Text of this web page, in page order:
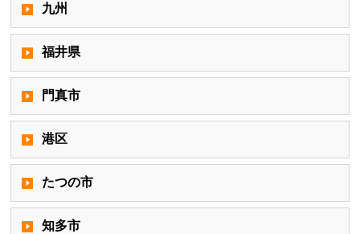
九州
福井県
門真市
港区
たつの市
知多市